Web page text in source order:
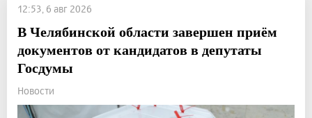
12:53, 6 авг 2026
В Челябинской области завершен приём
документов от кандидатов в депутаты
Госдумы
Новости